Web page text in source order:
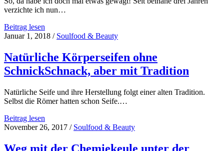
verzichte ich nun…
Beitrag lesen
Deo-
von
WE
LOVE
PLANET
Januar 1, 2018 / Soulfood & Beauty
Natürliche Körperseifen ohne
SchnickSchnack, aber mit Tradition
Natürliche Seife und ihre Herstellung folgt einer alten Tradition.
Selbst die Römer hatten schon Seife.…
Beitrag lesen
Körperseifen
SchnickSchnack,
November 26, 2017 / Soulfood & Beauty
Weg mit der Chemiekeule unter der